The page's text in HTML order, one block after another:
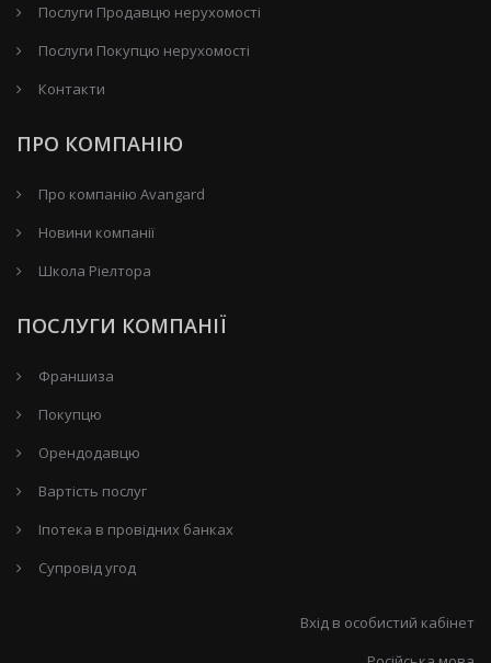
Послуги Продавцю нерухомості
Послуги Покупцю нерухомості
Контакти
ПРО КОМПАНІЮ
Про компанію Avangard
Новини компанії
Школа Ріелтора
ПОСЛУГИ КОМПАНІЇ
Франшиза
Покупцю
Орендодавцю
Вартість послуг
Іпотека в провідних банках
Супровід угод
Вхід в особистий кабінет